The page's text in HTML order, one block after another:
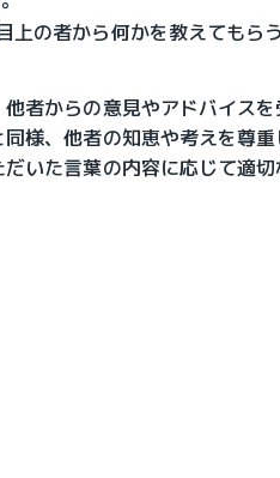
上の者から何かを教えてもら
者からの意見やアドバイス
同様、他者の知恵や考えを尊
いた言葉の内容に応じて適切